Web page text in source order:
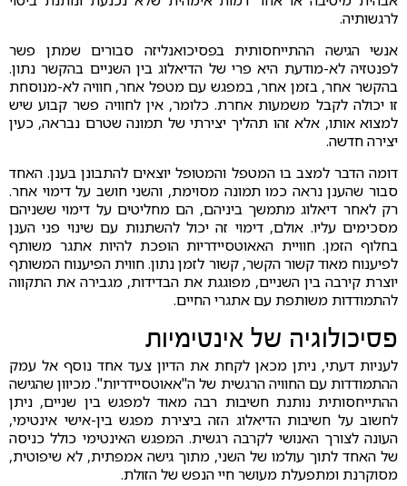
לרגשותיה.
אנשי הגישה ההתייחסותית בפסיכואנליזה סבורים שמתן פשר
לפנטזיה לא-מודעת היא פרי של הדיאלוג בין השניים בהקשר נתון.
בהקשר אחר, בזמן אחר, במפגש עם מטפל אחר, חוויה לא-מנוסחת
זו יכולה לקבל משמעות אחרת. כלומר, אין לחוויה פשר קבוע שיש
למצוא אותו, אלא זהו תהליך יצירתי של תמונה שטרם נבראה, כעין
יצירה חדשה.
דומה הדבר למצב בו המטפל והמטופל יוצאים להתבונן בענן. האחד
סבור שהענן נראה כמו תמונה מסוימת, והשני חושב על דימוי אחר.
רק לאחר דיאלוג מתמשך ביניהם, הם מחליטים על דימוי ששניהם
מסכימים עליו. אולם, דימוי זה יכול להשתנות עם שינוי פני הענן
בחלוף הזמן. חוויית האאוטסיידריות הופכת להיות אתגר משותף
לפיענוח מאוד קשור הקשר, קשור לזמן נתון. חווית הפיענוח המשותף
יוצרת קירבה בין השניים, מפוגגת את הבדידות, מגבירה את התקווה
להתמודדות משותפת עם אתגרי החיים.
פסיכולוגיה של אינטימיות
לעניות דעתי, ניתן מכאן לקחת את הדיון צעד אחד נוסף אל עמק
ההתמודדות עם החוויה הרגשית של ה"אאוטסיידריות". מכיוון שהגישה
ההתייחסותית נותנת חשיבות רבה מאוד למפגש בין שניים, ניתן
לחשוב על חשיבות הדיאלוג הזה ביצירת מפגש בין-אישי אינטימי,
העונה לצורך האנושי לקרבה רגשית. המפגש האינטימי כולל כניסה
של האחד לתוך עולמו של השני, מתוך גישה אמפתית, לא שיפוטית,
מסוקרנת ומתפעלת מעושר חיי הנפש של הזולת.